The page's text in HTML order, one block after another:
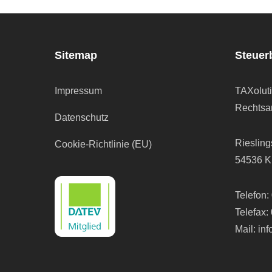
Sitemap
Impressum
Datenschutz
Cookie-Richtlinie (EU)
54536
Telefon:
Telefax:
Mail: